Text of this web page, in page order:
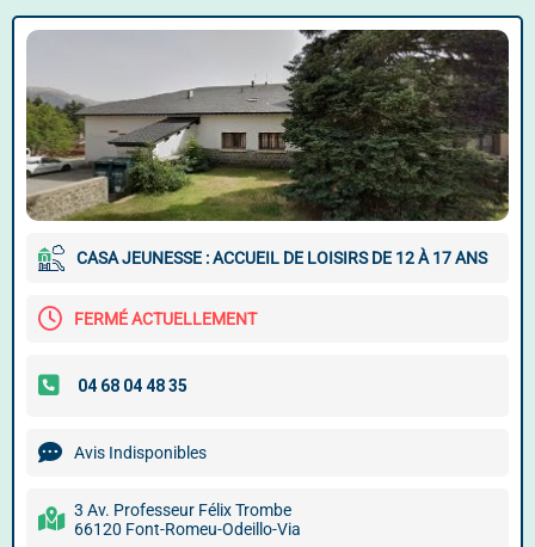
CASA JEUNESSE : ACCUEIL DE LOISIRS DE 12 À 17 ANS
FERMÉ ACTUELLEMENT
Avis Indisponibles
3 Av. Professeur Félix Trombe
66120 Font-Romeu-Odeillo-Via